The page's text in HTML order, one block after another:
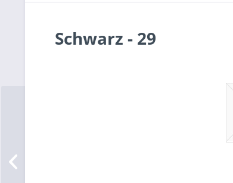
Schwarz - 29